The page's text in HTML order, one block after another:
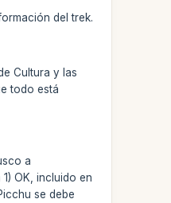
del trek.
Cultura y las
todo está
a
OK, incluido en
se debe